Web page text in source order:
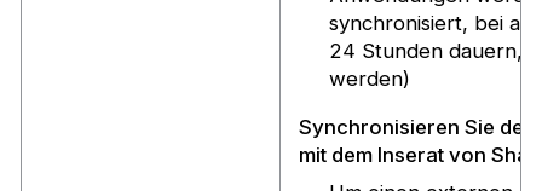
synchronisiert, bei
24 Stunden dauern,
werden)
Synchronisieren Sie
mit dem Inserat von